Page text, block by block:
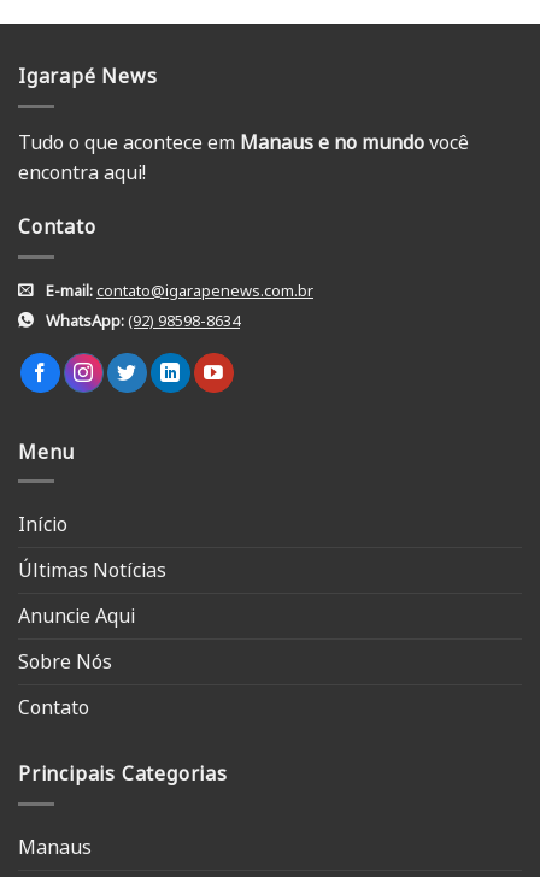
Igarapé News
Tudo o que acontece em Manaus e no mundovocê
encontra aqui!
Contato
E-mail:contato@igarapenews.com.br
WhatsApp:(92) 98598-8634
Menu
Início
Últimas Notícias
Anuncie Aqui
Sobre Nós
Contato
Principais Categorias
Manaus